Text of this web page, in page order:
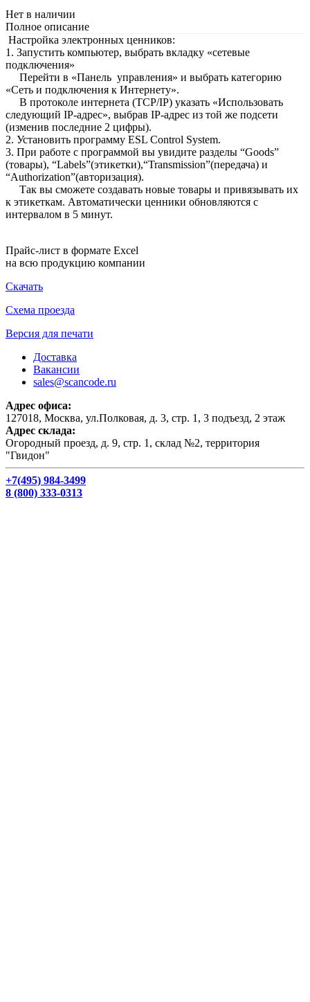
Нет в наличии
Полное описание
Настройка электронных ценников:
1. Запустить компьютер, выбрать вкладку «сетевые
подключения»
Перейти в «Панель управления» и выбрать категорию
«Сеть и подключения к Интернету».
В протоколе интернета (TCP/IP) указать «Использовать
следующий IP-адрес», выбрав IP-адрес из той же подсети
(изменив последние 2 цифры).
2. Установить программу ESL Control System.
3. При работе с программой вы увидите разделы “Goods”
(товары), “Labels”(этикетки),“Transmission”(передача) и
“Authorization”(авторизация).
Так вы сможете создавать новые товары и привязывать их
к этикеткам. Автоматически ценники обновляются с
интервалом в 5 минут.
Прайс-лист в формате Excel
на всю продукцию компании
Скачать
Схема проезда
Версия для печати
Доставка
Вакансии
sales@scancode.ru
Адрес офиса:
127018, Москва, ул.Полковая, д. 3, стр. 1, 3 подъезд, 2 этаж
Адрес склада:
Огородный проезд, д. 9, стр. 1, склад №2, территория
"Гвидон"
+7(495) 984-3499
8 (800) 333-0313